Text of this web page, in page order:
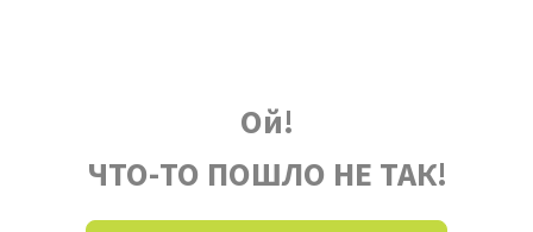
Ой!
ЧТО-ТО ПОШЛО НЕ ТАК!